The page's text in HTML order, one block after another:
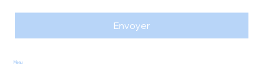
Menu
Envoyer